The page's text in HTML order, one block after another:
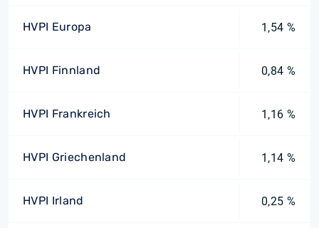
HVPI Europa 1,54 %
HVPI Finnland 0,84 %
HVPI Frankreich 1,16 %
HVPI Griechenland 1,14 %
HVPI Irland 0,25 %